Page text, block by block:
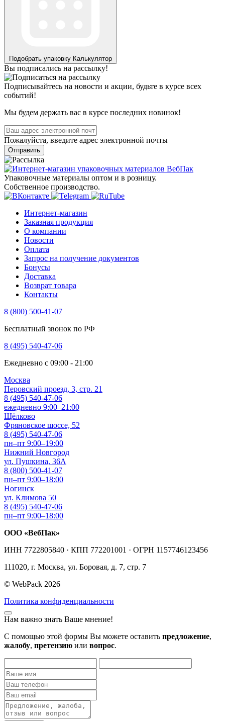
Подобрать упаковку Калькулятор
Вы подписались на рассылку!
Подписывайтесь на новости и акции, будьте в курсе всех
событий!
Мы будем держать вас в курсе последних новинок!
Пожалуйста, введите адрес электронной почты
Отправить
Упаковочные материалы оптом и в розницу.
Собственное производство.
Интернет-магазин
Заказная продукция
О компании
Новости
Оплата
Запрос на получение документов
Бонусы
Доставка
Возврат товара
Контакты
8 (800) 500-41-07
Бесплатный звонок по РФ
8 (495) 540-47-06
Ежедневно с 09:00 - 21:00
Москва
Перовский проезд, 3, стр. 21
8 (495) 540-47-06
ежедневно 9:00–21:00
Щёлково
Фряновское шоссе, 52
8 (495) 540-47-06
пн–пт 9:00–19:00
Нижний Новгород
ул. Пушкина, 36А
8 (800) 500-41-07
пн–пт 9:00–18:00
Ногинск
ул. Климова 50
8 (495) 540-47-06
пн–пт 9:00–18:00
ООО «ВебПак»
ИНН 7722805840 · КПП 772201001 · ОГРН 1157746123456
111020, г. Москва, ул. Боровая, д. 7, стр. 7
© WebPack 2026
Политика конфиденциальности
Нам важно знать Ваше мнение!
С помощью этой формы Вы можете оставить предложение,
жалобу, претензию или вопрос.